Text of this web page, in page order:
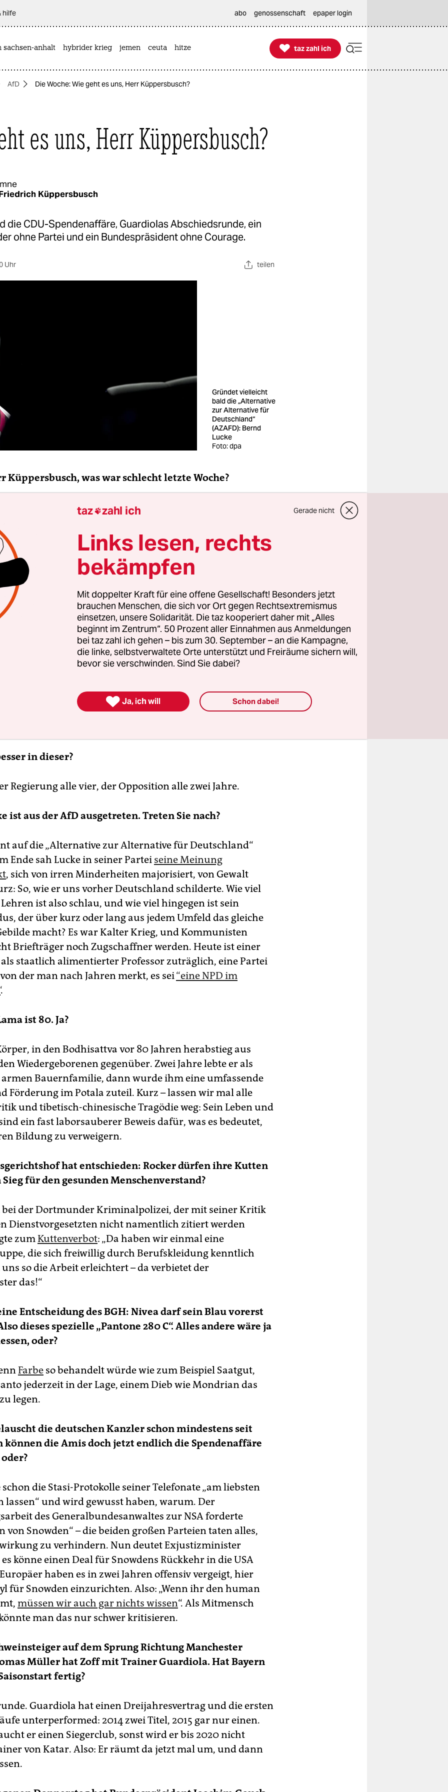
hilfe abo genossenschaft epaper login
sachsen-anhalt hybrider krieg jemen ceuta hitze 
taz zahl ich
taz zahl ich
AfD Die Woche: Wie geht es uns, Herr Küppersbusch?
es uns, Herr Küppersbusch?
Küppersbusch
die CDU-Spendenaffäre, Guardiolas Abschiedsrunde, ein
ohne Partei und ein Bundespräsident ohne Courage.
Uhr teilen
Gründet vielleicht
bald die „Alternative
zur Alternative für
Deutschland“
(AZAFD): Bernd
Lucke
Foto: dpa
Küppersbusch, was war schlecht letzte Woche?
Wenn der Grieche schon einknickt
, müssen
selber Opposition gegen die Bundesregierung machen.
in dieser?
Regierung alle vier, der Opposition alle zwei Jahre.
ist aus der AfD ausgetreten. Treten Sie nach?
auf die „Alternative zur Alternative für Deutschland“
Ende sah Lucke in seiner Partei seine Meinung
, sich von irren Minderheiten majorisiert, von Gewalt
So, wie er uns vorher Deutschland schilderte. Wie viel
ist also schlau, und wie viel hingegen ist sein
der über kurz oder lang aus jedem Umfeld das gleiche
macht? Es war Kalter Krieg, und Kommunisten
Briefträger noch Zugschaffner werden. Heute ist einer
staatlich alimentierter Professor zuträglich, eine Partei
der man nach Jahren merkt, es sei“eine NPD im
.
ist 80. Ja?
in den Bodhisattva vor 80 Jahren herabstieg aus
Wiedergeborenen gegenüber. Zwei Jahre lebte er als
armen Bauernfamilie, dann wurde ihm eine umfassende
Förderung im Potala zuteil. Kurz – lassen wir mal alle
und tibetisch-chinesische Tragödie weg: Sein Leben und
ein fast laborsauberer Beweis dafür, was es bedeutet,
Bildung zu verweigern.
hat entschieden: Rocker dürfen ihre Kutten
für den gesunden Menschenverstand?
bei der Dortmunder Kriminalpolizei, der mit seiner Kritik
Dienstvorgesetzten nicht namentlich zitiert werden
zumKuttenverbot: „Da haben wir einmal eine
die sich freiwillig durch Berufskleidung kenntlich
so die Arbeit erleichtert – da verbietet der
das!“
Entscheidung des BGH: Nivea darf sein Blau vorerst
dieses spezielle „Pantone 280 C“. Alles andere wäre ja
oder?
Farbe so behandelt würde wie zum Beispiel Saatgut,
jederzeit in der Lage, einem Dieb wie Mondrian das
legen.
die deutschen Kanzler schon mindestens seit
können die Amis doch jetzt endlich die Spendenaffäre
die Stasi-Protokolle seiner Telefonate „am liebsten
lassen“ und wird gewusst haben, warum. Der
des Generalbundesanwaltes zur NSA forderte
von Snowden“ – die beiden großen Parteien taten alles,
zu verhindern. Nun deutet Exjustizminister
könne einen Deal für Snowdens Rückkehr in die USA
haben es in zwei Jahren offensiv vergeigt, hier
für Snowden einzurichten. Also: „Wenn ihr den human
müssen wir auch gar nichts wissen“. Als Mitmensch
man das nur schwer kritisieren.
auf dem Sprung Richtung Manchester
Müller hat Zoff mit Trainer Guardiola. Hat Bayern
fertig?
Guardiola hat einen Dreijahresvertrag und die ersten
unterperformed: 2014 zwei Titel, 2015 gar nur einen.
er einen Siegerclub, sonst wird er bis 2020 nicht
von Katar. Also: Er räumt da jetzt mal um, und dann
taz zahl ich Gerade nicht
Links lesen, rechts
bekämpfen
Mit doppelter Kraft für eine offene Gesellschaft! Besonders jetzt
brauchen Menschen, die sich vor Ort gegen Rechtsextremismus
einsetzen, unsere Solidarität. Die taz kooperiert daher mit „Alles
beginnt im Zentrum“. 50 Prozent aller Einnahmen aus Anmeldungen
bei taz zahl ich gehen – bis zum 30. September – an die Kampagne,
die linke, selbstverwaltete Orte unterstützt und Freiräume sichern will,
bevor sie verschwinden. Sind Sie dabei?
 Ja, ich will Schon dabei!